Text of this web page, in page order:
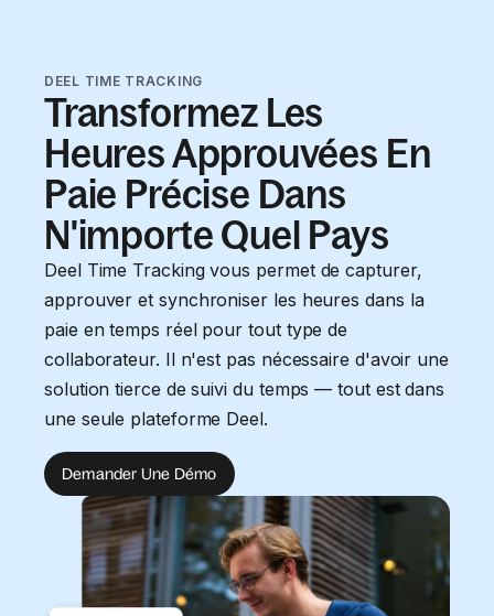
DEEL TIME TRACKING
Transformez Les
Heures Approuvées En
Paie Précise Dans
N'importe Quel Pays
Deel Time Tracking vous permet de capturer,
approuver et synchroniser les heures dans la
paie en temps réel pour tout type de
collaborateur. Il n'est pas nécessaire d'avoir une
solution tierce de suivi du temps — tout est dans
une seule plateforme Deel.
Demander Une Démo